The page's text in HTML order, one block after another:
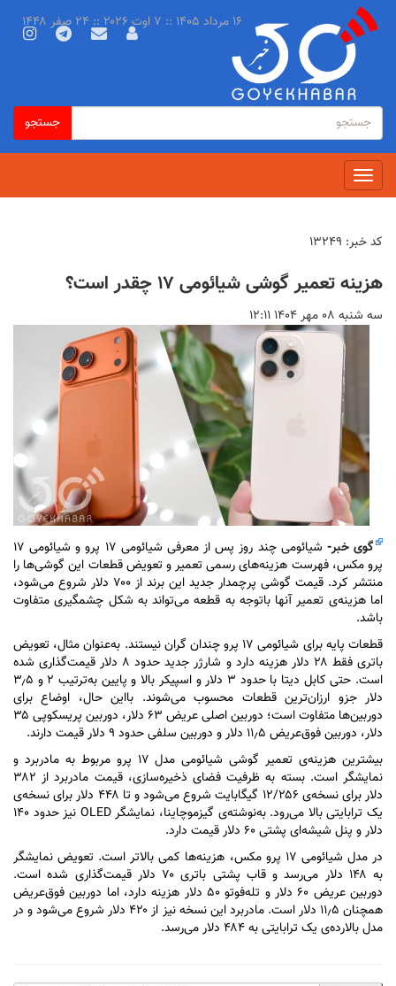
فرم
جستجو
جستجو
جستجو
Toggle
navigation
۱۶ مرداد ۱۴۰۵ :: ۷ اوت ۲۰۲۶ :: ۲۴ صفر ۱۴۴۸
کد خبر: ۱۳۲۴۹
هزینه تعمیر گوشی‌ شیائومی ۱۷ چقدر است؟
سه شنبه ۰۸ مهر ۱۴۰۴ ۱۲:۱۱
گوی خبر-
شیائومی چند روز پس از معرفی شیائومی ۱۷ پرو و شیائومی ۱۷
پرو مکس، فهرست هزینه‌های رسمی تعمیر و تعویض قطعات این گوشی‌ها را
منتشر کرد. قیمت گوشی پرچمدار جدید این برند از ۷۰۰ دلار شروع می‌شود،
اما هزینه‌ی تعمیر آنها باتوجه به قطعه می‌تواند به شکل چشمگیری متفاوت
باشد.
قطعات پایه برای شیائومی ۱۷ پرو چندان گران نیستند. به‌عنوان مثال، تعویض
باتری فقط ۲۸ دلار هزینه دارد و شارژر جدید حدود ۸ دلار قیمت‌گذاری شده
است. حتی کابل دیتا با حدود ۳ دلار و اسپیکر بالا و پایین به‌ترتیب ۲ و ۳٫۵
دلار جزو ارزان‌ترین قطعات محسوب می‌شوند. بااین حال، اوضاع برای
دوربین‌ها متفاوت است؛ دوربین اصلی عریض ۶۳ دلار، دوربین پریسکوپی ۳۵
دلار، دوربین فوق‌عریض ۱۱٫۵ دلار و دوربین سلفی حدود ۹ دلار قیمت دارند.
بیشترین هزینه‌ی تعمیر گوشی شیائومی مدل ۱۷ پرو مربوط به مادربرد و
نمایشگر است. بسته به ظرفیت فضای ذخیره‌سازی، قیمت مادربرد از ۳۸۲
دلار برای نسخه‌ی ۱۲/۲۵۶ گیگابایت شروع می‌شود و تا ۴۴۸ دلار برای نسخه‌ی
یک ترابایتی بالا می‌رود. به‌نوشته‌ی گیزموچاینا، نمایشگر OLED نیز حدود ۱۴۰
دلار و پنل شیشه‌ای پشتی ۶۰ دلار قیمت دارد.
در مدل شیائومی ۱۷ پرو مکس، هزینه‌ها کمی بالاتر است. تعویض نمایشگر
به ۱۴۸ دلار می‌رسد و قاب پشتی باتری ۷۰ دلار قیمت‌گذاری شده است.
دوربین عریض ۶۰ دلار و تله‌فوتو ۵۰ دلار هزینه دارد، اما دوربین فوق‌عریض
همچنان ۱۱٫۵ دلار است. مادربرد این نسخه نیز از ۴۲۰ دلار شروع می‌شود و در
مدل بالارده‌ی یک ترابایتی به ۴۸۴ دلار می‌رسد.